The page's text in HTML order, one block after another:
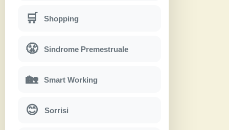
🛒 Shopping
😤 Sindrome Premestruale
🏡 Smart Working
😊 Sorrisi